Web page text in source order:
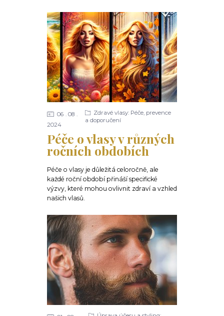
Péče o vlasy v různých
ročních obdobích
06
08
2024
Zdravé vlasy: Péče, prevence
a doporučení
Péče o vlasy je důležitá celoročně, ale
každé roční období přináší specifické
výzvy, které mohou ovlivnit zdraví a vzhled
našich vlasů.